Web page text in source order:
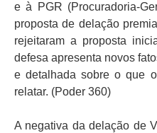
e à PGR (Procuradoria-
proposta de delação
rejeitaram a proposta
defesa apresenta novos
e detalhada sobre o que
relatar. (Poder 360)
A negativa da delação de